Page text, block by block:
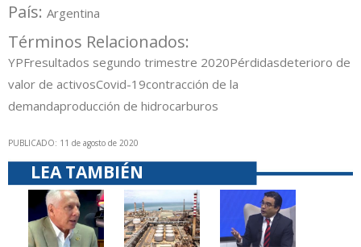
País: Argentina
Términos Relacionados:
YPFresultados segundo trimestre 2020Pérdidasdeterioro de
valor de activosCovid-19contracción de la
demandaproducción de hidrocarburos
PUBLICADO: 11 de agosto de 2020
LEA TAMBIÉN